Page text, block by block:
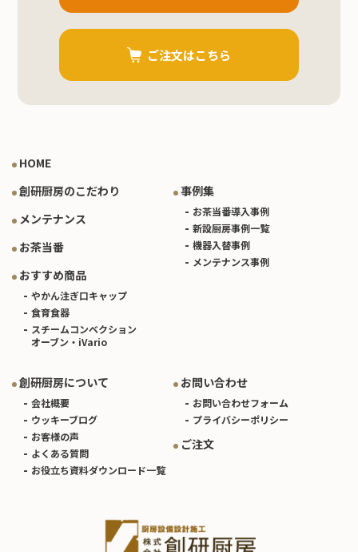
ご注文はこちら
HOME
創研厨房のこだわり
メンテナンス
お茶当番
おすすめ商品
やかん注ぎ口キャップ
食育食器
スチームコンベクション
オーブン・iVario
事例集
お茶当番導入事例
新設厨房事例一覧
機器入替事例
メンテナンス事例
創研厨房について
会社概要
ウッキーブログ
お客様の声
よくある質問
お役立ち資料ダウンロード一覧
お問い合わせ
お問い合わせフォーム
プライバシーポリシー
ご注文